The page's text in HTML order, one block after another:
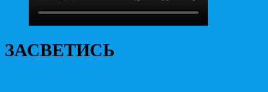
ЗАСВЕТИСЬ